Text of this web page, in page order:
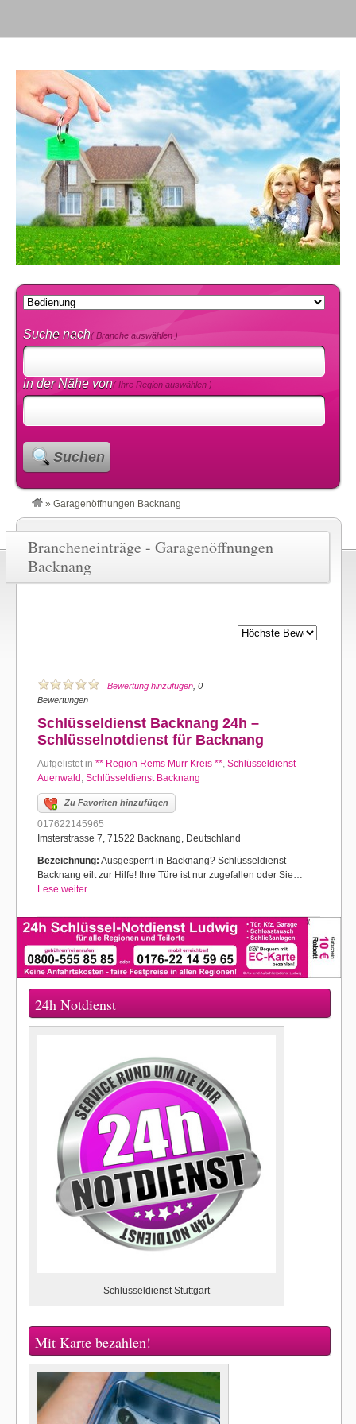
Suche nach( Branche auswählen )
in der Nähe von( Ihre Region auswählen )
Suchen
» Garagenöffnungen Backnang
Brancheneinträge - Garagenöffnungen
Backnang
Bewertung hinzufügen , 0
Bewertungen
Schlüsseldienst Backnang 24h –
Schlüsselnotdienst für Backnang
Aufgelistet in ** Region Rems Murr Kreis **, Schlüsseldienst
Auenwald , Schlüsseldienst Backnang
Zu Favoriten hinzufügen
017622145965
Imsterstrasse 7, 71522 Backnang, Deutschland
Bezeichnung: Ausgesperrt in Backnang? Schlüsseldienst
Backnang eilt zur Hilfe! Ihre Türe ist nur zugefallen oder Sie…
Lese weiter...
24h Notdienst
Schlüsseldienst Stuttgart
Mit Karte bezahlen!